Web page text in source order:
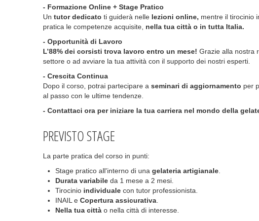
- Formazione Online + Stage Pratico
Un tutor dedicato ti guiderà nelle lezioni online, mentre il tirocinio
pratica le competenze acquisite, nella tua città o in tutta Italia.
- Opportunità di Lavoro
L’88% dei corsisti trova lavoro entro un mese! Grazie alla nostra
settore o ad avviare la tua attività con il supporto dei nostri esperti.
- Crescita Continua
Dopo il corso, potrai partecipare a seminari di aggiornamento per
al passo con le ultime tendenze.
- Contattaci ora per iniziare la tua carriera nel mondo della
PREVISTO STAGE
La parte pratica del corso in punti:
Stage pratico all'interno di una gelateria artigianale
Durata variabile da 1 mese a 2 mesi.
Tirocinio individuale con tutor professionista.
INAIL e Copertura assicurativa
Nella tua città o nella città di interesse.